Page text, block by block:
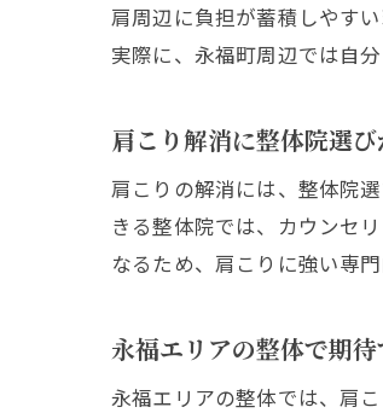
肩周辺に負担が蓄積しやす
実際に、永福町周辺では自
肩こり解消に整体院選
肩こりの解消には、整体院
きる整体院では、カウンセ
なるため、肩こりに強い専
永福エリアの整体で期
永福エリアの整体では、肩